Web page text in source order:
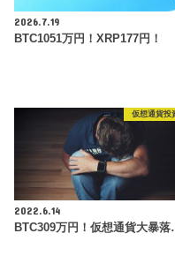
2026.7.19
BTC1051万円！XRP177円！
仮想通貨投
2022.6.14
BTC309万円！仮想通貨大暴